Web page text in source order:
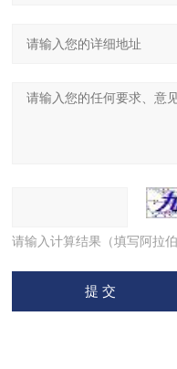
请输入计算结果（填写阿拉